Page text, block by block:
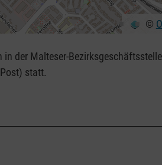
©
in der Malteser-
statt.